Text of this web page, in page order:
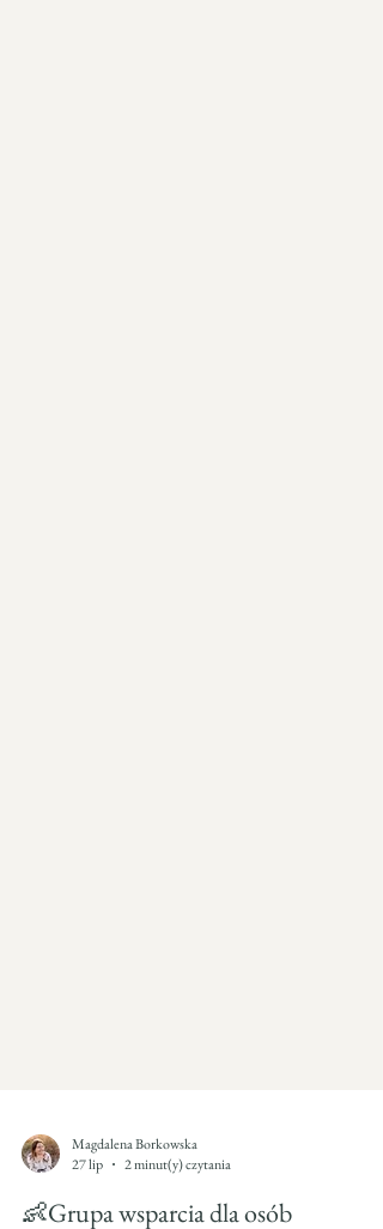
27 lip
2 minut(y) czytania